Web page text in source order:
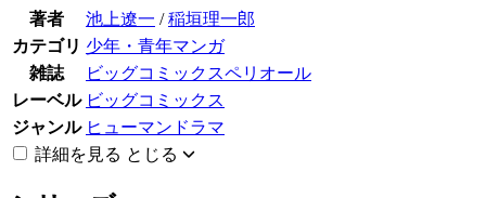
著者 池上遼一 /稲垣理一郎
カテゴリ 少年・青年マンガ
雑誌
ビッグコミックスペリオール
レーベル ビッグコミックス
ジャンル ヒューマンドラマ
詳細を見る とじる